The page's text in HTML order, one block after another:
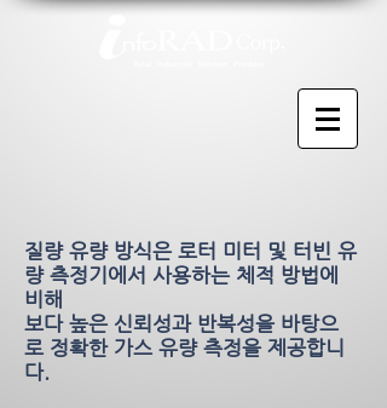
질량 유량 방식은 로터 미터 및 터빈 유
량 측정기에서 사용하는 체적 방법에
비해
보다 높은 신뢰성과 반복성을 바탕으
로 정확한 가스 유량 측정을 제공합니
다.